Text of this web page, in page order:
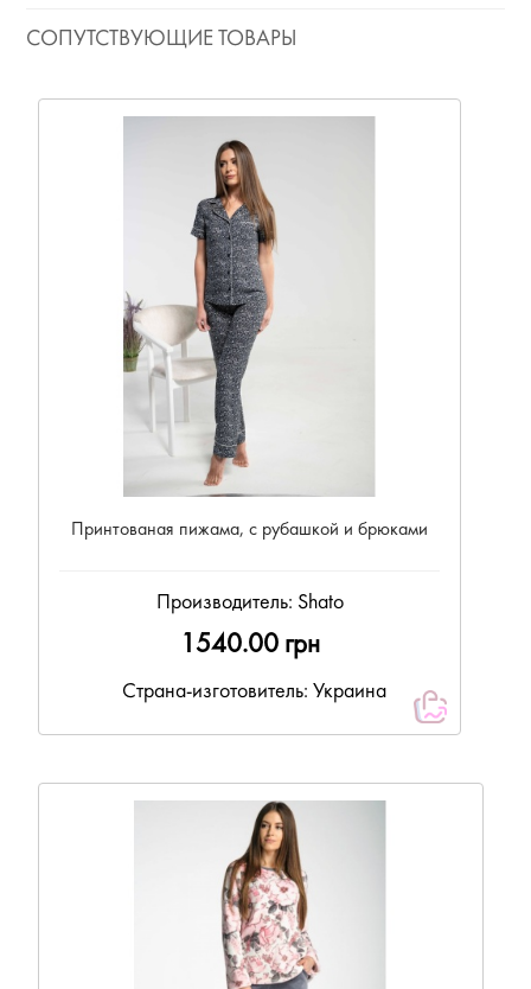
СОПУТСТВУЮЩИЕ ТОВАРЫ
Принтованая пижама, с рубашкой и брюками
Производитель: Shato
1540.00 грн
Страна-изготовитель: Украина